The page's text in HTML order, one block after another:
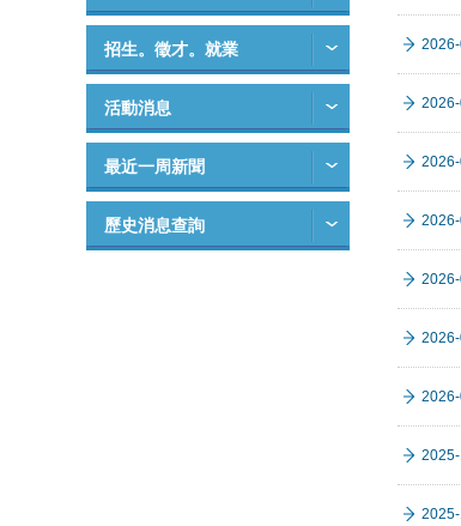
招生。徵才。就業
活動消息
最近一周新聞
歷史消息查詢